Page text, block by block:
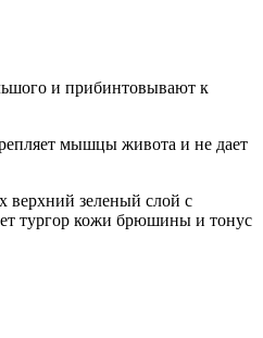
и прибинтовывают к
мышцы живота и не дает
верхний зеленый слой с
тургор кожи брюшины и тонус